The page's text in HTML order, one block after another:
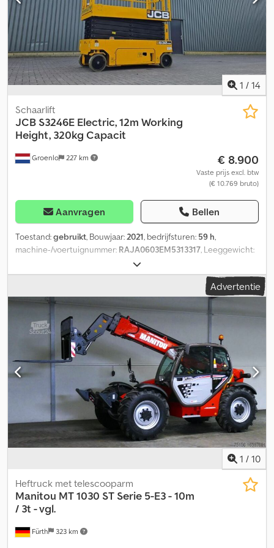
not forget to subscribe to our newsletter for weekly updates on
our stock.
1 / 14
Groenlo 227 km
Schaarlift
JCB S3246E Electric, 12m Working
Height, 320kg Capacit
€ 8.900
Vaste prijs excl. btw
(€ 10.769 bruto)
Aanvragen Bellen
Toestand:gebruikt, Bouwjaar:2021, bedrijfsturen: 59 h,
machine-/voertuignummer: RAJA0603EM5313317, Leeggewicht:
2.866 kg Hefvermogen: 320 kg Werkhoogte: 1.200 cm Afmetingen
laadruimte: 239 x 118 x 248 cm Bandentoestand voor: 90
Bandentoestand achter: 90 Chedpfx Asyxvtwoltsa Neem contact
op met PFEIFER GROUP voor meer informatie.
Advertentie
1 / 10
Fürth 323 km
Heftruck met telescooparm
Manitou MT 1030 ST Serie 5-E3 - 10m
/ 3t - vgl.